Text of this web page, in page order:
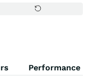
Performance